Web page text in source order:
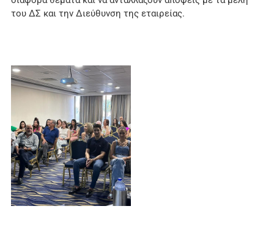
του ΔΣ και την Διεύθυνση της εταιρείας.